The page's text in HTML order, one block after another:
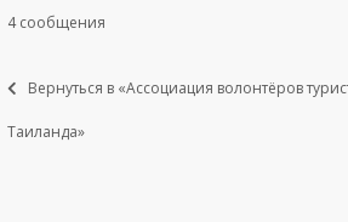
4 сообщения
Вернуться в «Ассоциация волонтёров
Таиланда»